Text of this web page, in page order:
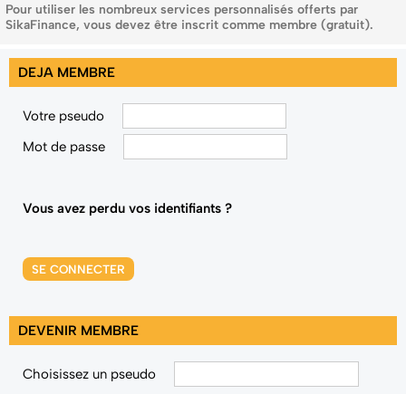
Pour utiliser les nombreux services personnalisés offerts par
SikaFinance, vous devez être inscrit comme membre (gratuit).
DEJA MEMBRE
Votre pseudo
Mot de passe
Vous avez perdu vos identifiants ?
SE CONNECTER
DEVENIR MEMBRE
Choisissez un pseudo